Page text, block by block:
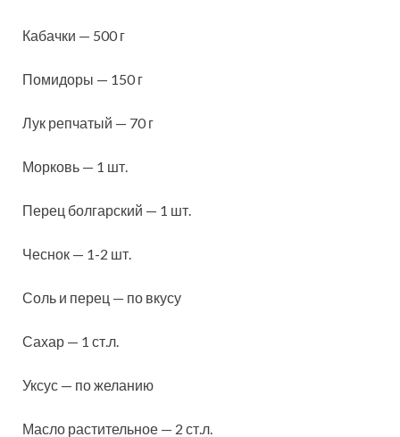
Кабачки — 500 г
Помидоры — 150 г
Лук репчатый — 70 г
Морковь — 1 шт.
Перец болгарский — 1 шт.
Чеснок — 1-2 шт.
Соль и перец — по вкусу
Сахар — 1 ст.л.
Уксус — по желанию
Масло растительное — 2 ст.л.